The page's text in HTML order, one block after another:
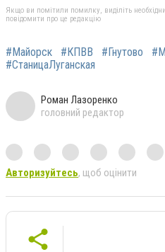
Якщо ви помітили помилку, виділіть
повідомити про це редакцію
#Майорск #КПВВ #Гнутово
#СтаницаЛуганская
Роман Лазоренко
головний редактор
Авторизуйтесь, щоб оцінити